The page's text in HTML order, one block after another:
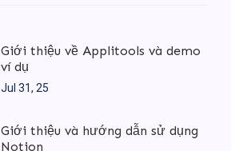
Giới thiệu về Applitools và demo
ví dụ
Jul 31, 25
Giới thiệu và hướng dẫn sử dụng
Notion